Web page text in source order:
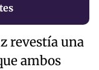
revestía una
ambos